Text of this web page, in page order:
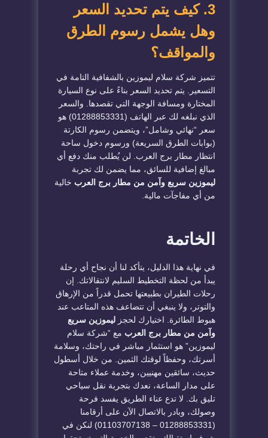
3. كيف يتم تحديد السعر
وهل يشمل رسوم الطرق
والمواقف؟
تتميز شركة سلام ليموزين بالشفافية التامة في
التسعير. يتم تحديد السعر بناءً على نوع السيارة
المختارة ومسافة الوجهة التي تقصدها. والسعر
الذي نبلغه لك عبر الهاتف (01288853331) هو
سعر “نهائي وشامل”، ويتضمن رسوم الكارتة
(بوابات الطرق السريعة) ورسوم دخول ساحة
انتظار مطار برج العرب. لن يُطلب منك دفع أي
مبالغ إضافية للسائق، مما يضمن لك تجربة
ليموزين سريع وآمن من مطار برج العرب خالية
من أي مفاجآت مالية.
الخاتمة
في نهاية هذا الدليل، يتأكد لنا أن نجاح أي رحلة
يبدأ من لحظة التخطيط السليم لانتقالاتك. إن
رحلات الطيران بطبيعتها تحمل قدراً من الإرهاق
والتوتر، ولا ينبغي أن تتضاعف هذه المتاعب عند
هبوط الطائرة. اختيارك لحجز ليموزين سريع
وآمن من مطار برج العرب مع “شركة سلام
ليموزين” هو استثمار مباشر في راحتك، وسلامة
أسرتك، وحفظاً لوقتك الثمين. من خلال أسطول
حديث، سائقين مهنيين، وخدمة عملاء متاحة
على مدار الساعة، نعدك بتجربة نقل سياحي
تليق بك. لا تدع عناء الطريق يفسد فرحة
وصولك، وبادر بالاتصال الآن على أرقامنا
(01288853331 – 01103707138) لنكن في